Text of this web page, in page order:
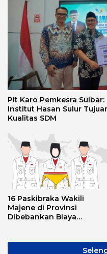
Plt Karo Pemkesra
Institut Hasan Sulur
Kualitas SDM
16 Paskibraka Wakili
Majene di Provinsi
Dibebankan Biaya